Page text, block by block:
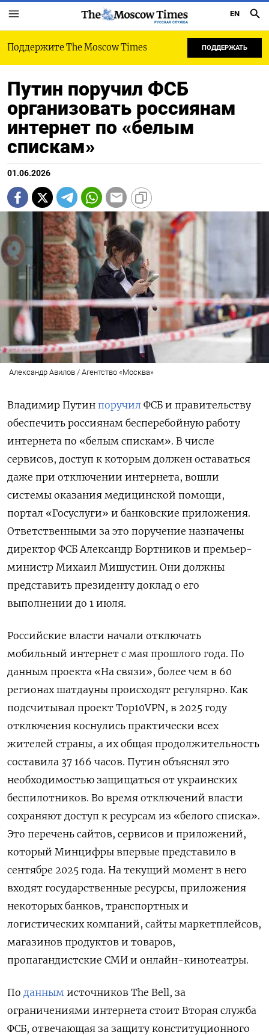
РУССКАЯ СЛУЖБА
EN
Поддержите The Moscow Times ПОДДЕРЖАТЬ
Путин поручил ФСБ
организовать россиянам
интернет по «белым
спискам»
01.06.2026
Александр Авилов / Агентство «Москва»
Владимир Путин поручил ФСБ и правительству
обеспечить россиянам бесперебойную работу
интернета по «белым спискам». В числе
сервисов, доступ к которым должен оставаться
даже при отключении интернета, вошли
системы оказания медицинской помощи,
портал «Госуслуги» и банковские приложения.
Ответственными за это поручение назначены
директор ФСБ Александр Бортников и премьер-
министр Михаил Мишустин. Они должны
представить президенту доклад о его
выполнении до 1 июля.
Российские власти начали отключать
мобильный интернет с мая прошлого года. По
данным проекта «На связи», более чем в 60
регионах шатдауны происходят регулярно. Как
подсчитывал проект Top10VPN, в 2025 году
отключения коснулись практически всех
жителей страны, а их общая продолжительность
составила 37 166 часов. Путин объяснял это
необходимостью защищаться от украинских
беспилотников. Во время отключений власти
сохраняют доступ к ресурсам из «белого списка».
Это перечень сайтов, сервисов и приложений,
который Минцифры впервые представило в
сентябре 2025 года. На текущий момент в него
входят государственные ресурсы, приложения
некоторых банков, транспортных и
логистических компаний, сайты маркетплейсов,
магазинов продуктов и товаров,
пропагандистские СМИ и онлайн-кинотеатры.
По данным источников The Bell, за
ограничениями интернета стоит Вторая служба
ФСБ, отвечающая за защиту конституционного